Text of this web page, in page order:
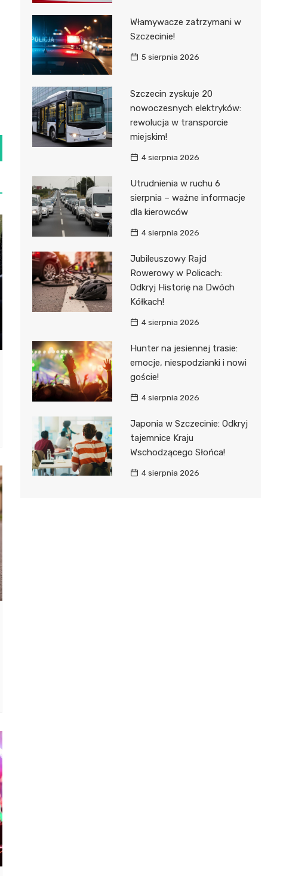
Włamywacze zatrzymani w
Szczecinie!
5 sierpnia 2026
Szczecin zyskuje 20
nowoczesnych elektryków:
rewolucja w transporcie
miejskim!
4 sierpnia 2026
Utrudnienia w ruchu 6
sierpnia – ważne informacje
dla kierowców
4 sierpnia 2026
Jubileuszowy Rajd
Rowerowy w Policach:
Odkryj Historię na Dwóch
Kółkach!
4 sierpnia 2026
Hunter na jesiennej trasie:
emocje, niespodzianki i nowi
goście!
4 sierpnia 2026
Japonia w Szczecinie: Odkryj
tajemnice Kraju
Wschodzącego Słońca!
4 sierpnia 2026